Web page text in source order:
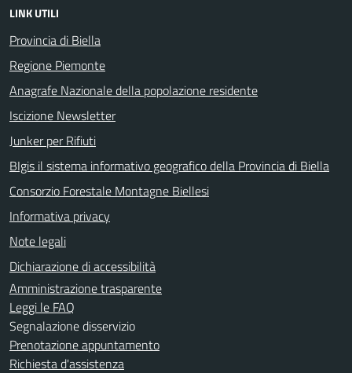
LINK UTILI
Provincia di Biella
Regione Piemonte
Anagrafe Nazionale della popolazione residente
Iscizione Newsletter
Junker per Rifiuti
BIgis il sistema informativo geografico della Provincia di Biella
Consorzio Forestale Montagne Biellesi
Informativa privacy
Note legali
Dichiarazione di accessibilità
Amministrazione trasparente
Leggi le FAQ
Segnalazione disservizio
Prenotazione appuntamento
Richiesta d'assistenza